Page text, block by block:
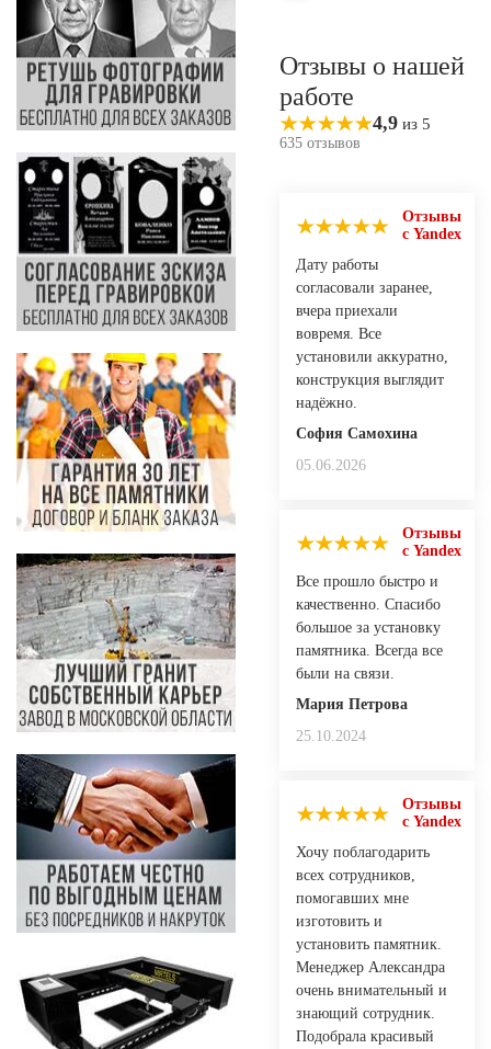
Отзывы о нашей
работе
4,9 из 5
635 отзывов
Отзывы
с Yandex
Дату работы
согласовали заранее,
вчера приехали
вовремя. Все
установили аккуратно,
конструкция выглядит
надёжно.
София Самохина
05.06.2026
Отзывы
с Yandex
Все прошло быстро и
качественно. Спасибо
большое за установку
памятника. Всегда все
были на связи.
Мария Петрова
25.10.2024
Отзывы
с Yandex
Хочу поблагодарить
всех сотрудников,
помогавших мне
изготовить и
установить памятник.
Менеджер Александра
очень внимательный и
знающий сотрудник.
Подобрала красивый